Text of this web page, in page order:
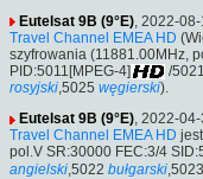
Eutelsat 9B (9°E), 2022-08-
Travel Channel EMEA HD
szyfrowania (11881.00MHz,
PID:5011[MPEG-4]
/5021
rosyjski,5025 węgierski).
Eutelsat 9B (9°E), 2022-
Travel Channel EMEA HD
pol.V SR:30000 FEC:3/4
angielski ,5022 bułgarski ,5023